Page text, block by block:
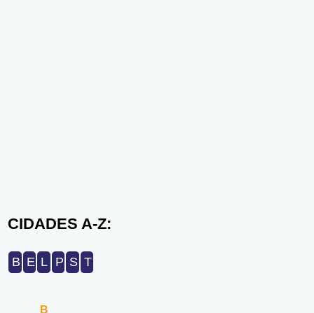
CIDADES A-Z:
B E L P S T
B